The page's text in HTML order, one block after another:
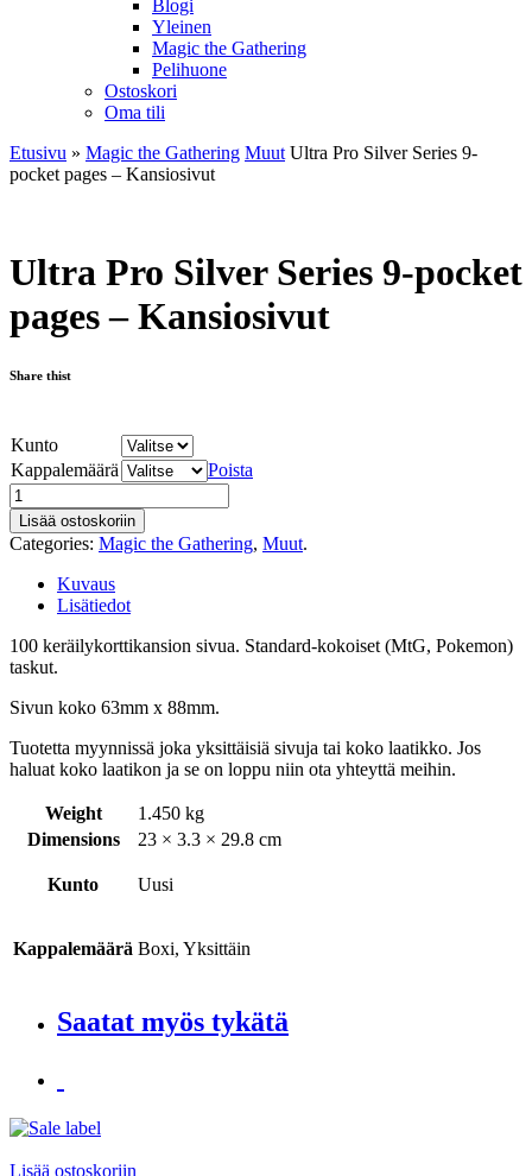
Blogi
Yleinen
Magic the Gathering
Pelihuone
Ostoskori
Oma tili
Etusivu » Magic the Gathering Muut Ultra Pro Silver Series 9-
pocket pages – Kansiosivut
Ultra Pro Silver Series 9-pocket
pages – Kansiosivut
Share thist
Kunto
Kappalemäärä
Poista
Lisää ostoskoriin
Categories: Magic the Gathering, Muut.
Kuvaus
Lisätiedot
100 keräilykorttikansion sivua. Standard-kokoiset (MtG, Pokemon)
taskut.
Sivun koko 63mm x 88mm.
Tuotetta myynnissä joka yksittäisiä sivuja tai koko laatikko. Jos
haluat koko laatikon ja se on loppu niin ota yhteyttä meihin.
Weight
1.450 kg
Dimensions
23 × 3.3 × 29.8 cm
Kunto Uusi
Kappalemäärä Boxi, Yksittäin
Saatat myös tykätä
Lisää ostoskoriin